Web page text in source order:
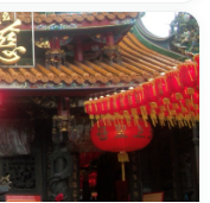
コの世代になって、
されたのです。